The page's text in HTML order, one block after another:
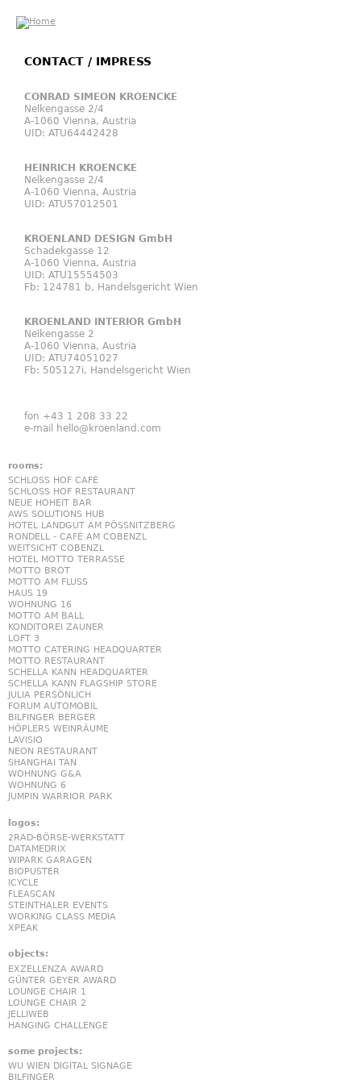
CONTACT / IMPRESS
CONRAD SIMEON KROENCKE
Nelkengasse 2/4
A-1060 Vienna, Austria
UID: ATU64442428
HEINRICH KROENCKE
Nelkengasse 2/4
A-1060 Vienna, Austria
UID: ATU57012501
KROENLAND DESIGN GmbH
Schadekgasse 12
A-1060 Vienna, Austria
UID: ATU15554503
Fb: 124781 b, Handelsgericht Wien
KROENLAND INTERIOR GmbH
Nelkengasse 2
A-1060 Vienna, Austria
UID: ATU74051027
Fb: 505127i, Handelsgericht Wien
fon +43 1 208 33 22
e-mail
hello@kroenland.com
rooms:
SCHLOSS HOF CAFÉ
SCHLOSS HOF RESTAURANT
NEUE HOHEIT BAR
AWS SOLUTIONS HUB
HOTEL LANDGUT AM PÖSSNITZBERG
RONDELL - CAFÉ AM COBENZL
WEITSICHT COBENZL
HOTEL MOTTO TERRASSE
MOTTO BROT
MOTTO AM FLUSS
HAUS 19
WOHNUNG 16
MOTTO AM BALL
KONDITOREI ZAUNER
LOFT 3
MOTTO CATERING HEADQUARTER
MOTTO RESTAURANT
SCHELLA KANN HEADQUARTER
SCHELLA KANN FLAGSHIP STORE
JULIA PERSÖNLICH
FORUM AUTOMOBIL
BILFINGER BERGER
HÖPLERS WEINRÄUME
LAVISIO
NEON RESTAURANT
SHANGHAI TAN
WOHNUNG G&A
WOHNUNG 6
JUMPIN WARRIOR PARK
logos:
2RAD-BÖRSE-WERKSTATT
DATAMEDRIX
WIPARK GARAGEN
BIOPUSTER
ICYCLE
FLEASCAN
STEINTHALER EVENTS
WORKING CLASS MEDIA
XPEAK
objects:
EXZELLENZA AWARD
GÜNTER GEYER AWARD
LOUNGE CHAIR 1
LOUNGE CHAIR 2
JELLIWEB
HANGING CHALLENGE
some projects:
WU WIEN DIGITAL SIGNAGE
BILFINGER